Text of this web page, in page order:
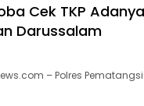
Cek TKP
Darussalam
– Polres